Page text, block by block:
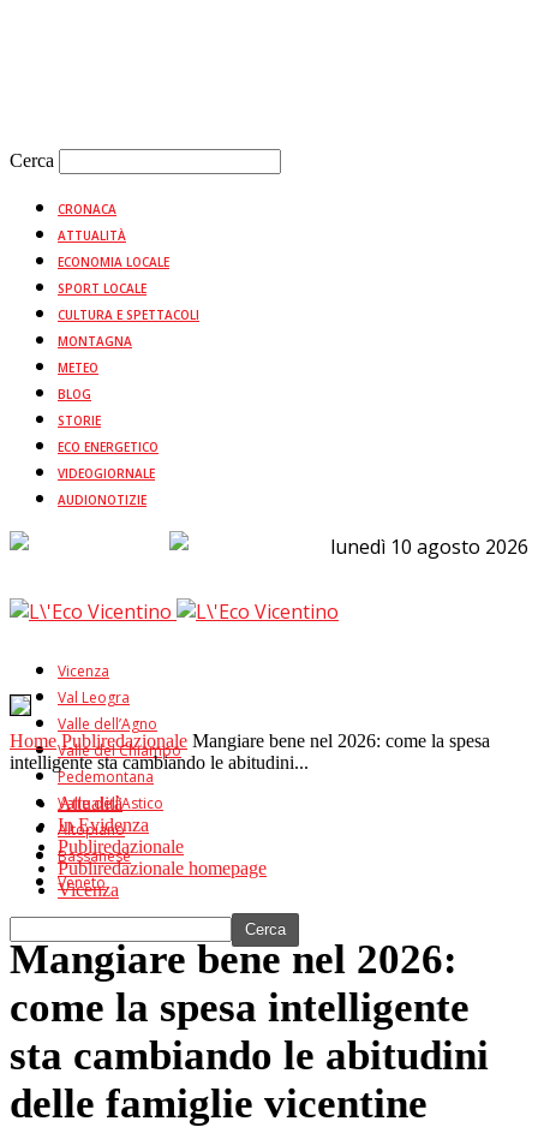
Cerca
CRONACA
ATTUALITÀ
ECONOMIA LOCALE
SPORT LOCALE
CULTURA E SPETTACOLI
MONTAGNA
METEO
BLOG
STORIE
ECO ENERGETICO
VIDEOGIORNALE
AUDIONOTIZIE
lunedì 10 agosto 2026
Vicenza
Val Leogra
Valle dell’Agno
Valle del Chiampo
Pedemontana
Valle dell’Astico
Altopiano
Bassanese
Veneto
Home Publiredazionale Mangiare bene nel 2026: come la spesa
intelligente sta cambiando le abitudini...
Attualità
In Evidenza
Publiredazionale
Publiredazionale homepage
Vicenza
Mangiare bene nel 2026:
come la spesa intelligente
sta cambiando le abitudini
delle famiglie vicentine